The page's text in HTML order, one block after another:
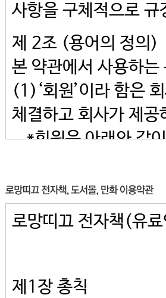
사항을 구체적으로
제 2조 (용어의 정의)
본 약관에서 사용하
(1)‘회원’이라 함은
체결하고 회사가 제
*회원은 아래와 같
사이트 게시판에 자
용하는 자
② 독자회원(이하 ‘
용하는 자
로망띠끄 전자책(유
제1장 총칙